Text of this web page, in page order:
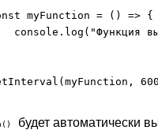
myFunction = () => {
console.log("Функция
будет автоматически